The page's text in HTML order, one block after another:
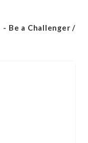
- Be a Challenger /